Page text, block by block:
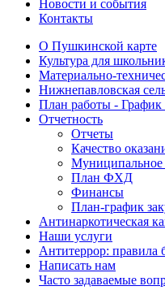
Новости и события
Контакты
О Пушкинской карте
Культура для
Материально-
Нижнепавловская
План работы - График
Отчетность
Отчеты
Качество
Муниципальное
План ФХД
Финансы
План-график
Антинаркотическая
Наши услуги
Антитеррор: правила
Написать нам
Часто задаваемые